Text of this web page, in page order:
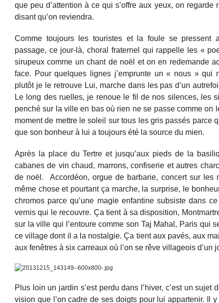
que peu d’attention à ce qui s’offre aux yeux, on regarde
disant qu’on reviendra.
Comme toujours les touristes et la foule se pressent
passage, ce jour-là, choral fraternel qui rappelle les «
sirupeux comme un chant de noël et on en redemande
face. Pour quelques lignes j’emprunte un « nous » qui
plutôt je le retrouve Lui, marche dans les pas d’un
Le long des ruelles, je renoue le fil de nos silences, les
penché sur la ville en bas où rien ne se passe comme on
moment de mettre le soleil sur tous les gris passés parce
que son bonheur à lui a toujours été la source du mien.
Après la place du Tertre et jusqu’aux pieds de la
cabanes de vin chaud, marrons, confiserie et autres
de noël. Accordéon, orgue de barbarie, concert sur les
même chose et pourtant ça marche, la surprise, le
chromos parce qu’une magie enfantine subsiste dans
vernis qui le recouvre. Ça tient à sa disposition,
sur la ville qui l’entoure comme son Taj Mahal, Paris qui
ce village dont il a la nostalgie. Ça tient aux pavés, aux
aux fenêtres à six carreaux où l’on se rêve villageois d’un
Plus loin un jardin s’est perdu dans l’hiver, c’est un sujet
vision que l’on cadre de ses doigts pour lui appartenir. Il